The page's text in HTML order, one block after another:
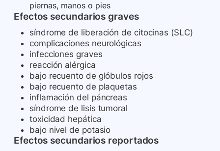
piernas, manos o pies
Efectos secundarios graves
síndrome de liberación de citocinas (SLC)
complicaciones neurológicas
infecciones graves
reacción alérgica
bajo recuento de glóbulos rojos
bajo recuento de plaquetas
inflamación del páncreas
síndrome de lisis tumoral
toxicidad hepática
bajo nivel de potasio
Efectos secundarios reportados